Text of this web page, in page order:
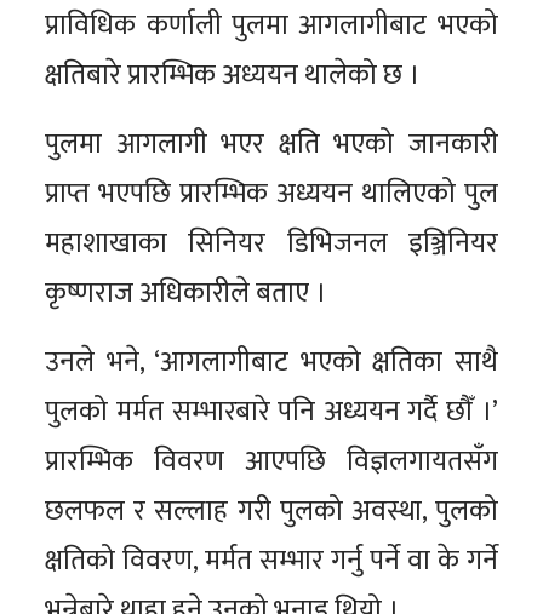
प्राविधिक कर्णाली पुलमा आगलागीबाट भएको
क्षतिबारे प्रारम्भिक अध्ययन थालेको छ ।
पुलमा आगलागी भएर क्षति भएको जानकारी
प्राप्त भएपछि प्रारम्भिक अध्ययन थालिएको पुल
महाशाखाका सिनियर डिभिजनल इञ्जिनियर
कृष्णराज अधिकारीले बताए ।
उनले भने, ‘आगलागीबाट भएको क्षतिका साथै
पुलको मर्मत सम्भारबारे पनि अध्ययन गर्दै छौँ ।’
प्रारम्भिक विवरण आएपछि विज्ञलगायतसँग
छलफल र सल्लाह गरी पुलको अवस्था, पुलको
क्षतिको विवरण, मर्मत सम्भार गर्नु पर्ने वा के गर्ने